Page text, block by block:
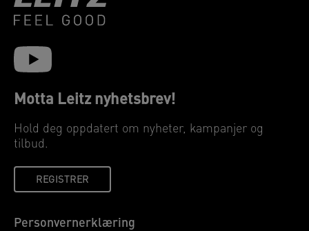
Motta Leitz nyhetsbrev!
Hold deg oppdatert om nyheter, kampanjer og
tilbud.
REGISTRER
Personvernerklæring